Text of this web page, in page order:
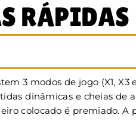
RÁPIDAS
3 modos de jogo (X1, X3
dinâmicas e cheias de
colocado é premiado.